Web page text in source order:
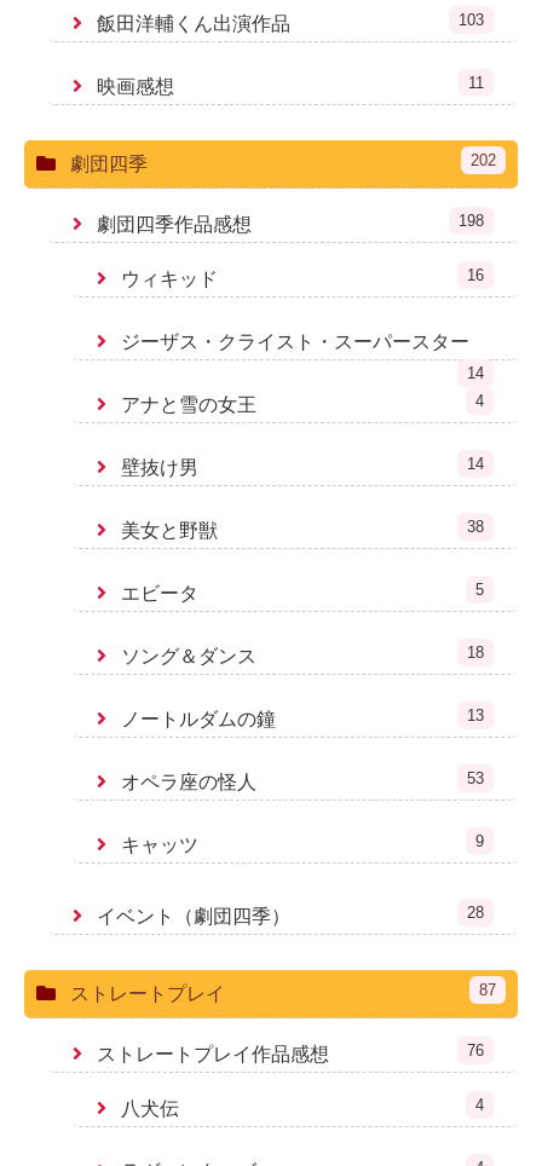
飯田洋輔くん出演作品 103
映画感想 11
劇団四季 202
劇団四季作品感想 198
ウィキッド 16
ジーザス・クライスト・スーパースター
14
アナと雪の女王 4
壁抜け男 14
美女と野獣 38
エビータ 5
ソング＆ダンス 18
ノートルダムの鐘 13
オペラ座の怪人 53
キャッツ 9
イベント（劇団四季） 28
ストレートプレイ 87
ストレートプレイ作品感想 76
八犬伝 4